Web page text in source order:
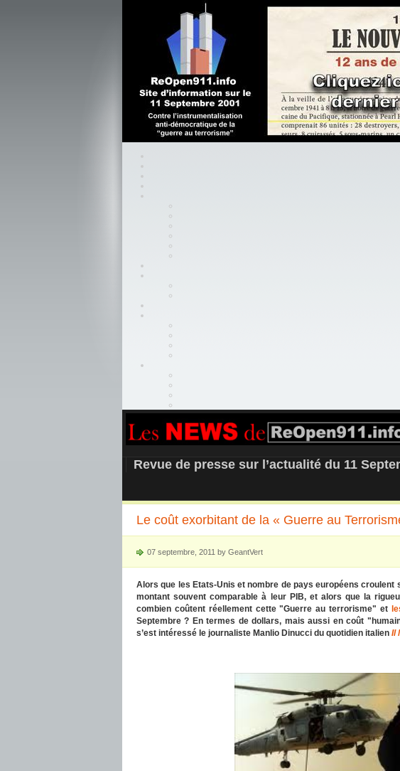
REOPEN911 – NEWS
Revue de presse sur l’actualité du 11
Le coût exorbitant de la « Guerre au
07 septembre, 2011 by GeantVert
Alors que les Etats-Unis et nombre de pays européens croulent
montant souvent comparable à leur PIB, et alors que la
combien coûtent réellement cette "Guerre au terrorisme" et
Septembre ? En termes de dollars, mais aussi en coût
s’est intéressé le journaliste Manlio Dinucci du quotidien italien Il